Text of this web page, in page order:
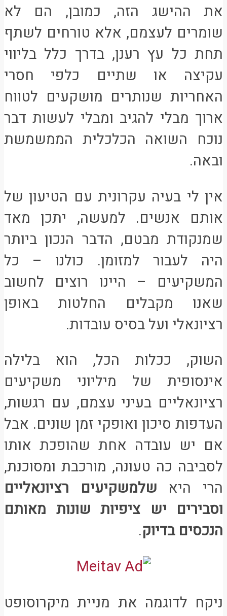
את ההישג הזה, כמובן, הם לא
שומרים לעצמם, אלא טורחים לשתף
תחת כל עץ רענן, בדרך כלל בליווי
עקיצה או שתיים כלפי חסרי
האחריות שנותרים מושקעים לטווח
ארוך מבלי להגיב ומבלי לעשות דבר
נוכח השואה הכלכלית הממשמשת
ובאה.
אין לי בעיה עקרונית עם הטיעון של
אותם אנשים. למעשה, יתכן מאד
שמנקודת מבטם, הדבר הנכון ביותר
היה לעבור למזומן. כולנו – כל
המשקיעים – היינו רוצים לחשוב
שאנו מקבלים החלטות באופן
רציונאלי ועל בסיס עובדות.
השוק, ככלות הכל, הוא בלילה
אינסופית של מיליוני משקיעים
רציונאליים בעיני עצמם, עם רגשות,
העדפות סיכון ואופקי זמן שונים. אבל
אם יש עובדה אחת שהופכת אותו
לסביבה כה טעונה, מורכבת ומסוכנת,
הרי היא שלמשקיעים רציונאליים
וסבירים יש ציפיות שונות מאותם
הנכסים בדיוק.
ניקח לדוגמה את מניית מיקרוסופט